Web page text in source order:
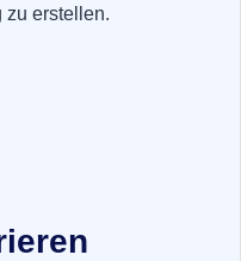
zu erstellen.